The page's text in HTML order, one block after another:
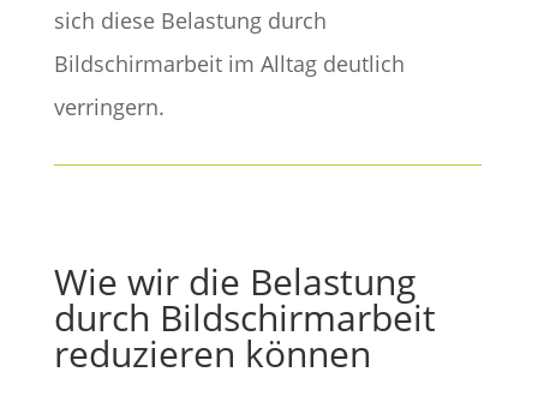
sich diese Belastung durch
Bildschirmarbeit im Alltag deutlich
verringern.
Wie wir die Belastung
durch Bildschirmarbeit
reduzieren können